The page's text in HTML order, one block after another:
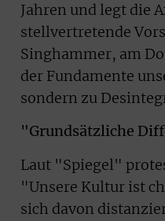
Jahren und legt die
stellvertretende
Singhammer, am
der Fundamente
sondern zu
"Grundsätzliche
Laut "Spiegel"
"Unsere Kultur ist
sich davon